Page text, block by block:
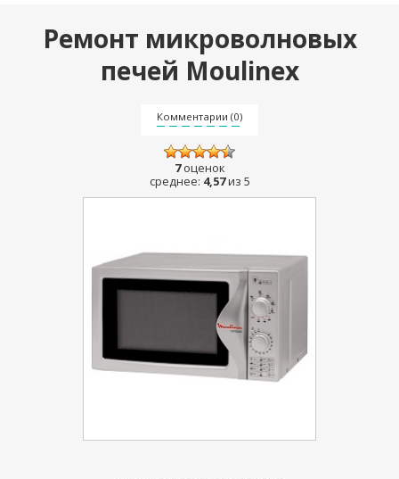
Ремонт микроволновых
печей Moulinex
Комментарии (0)
7оценок
среднее: 4,57из 5